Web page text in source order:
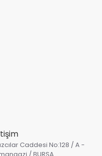
Caddesi No:128 / A -